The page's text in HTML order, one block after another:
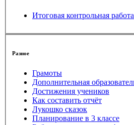
Итоговая контрольная
Разное
Грамоты
Дополнительная
Достижения учеников
Как составить отчёт
Лукошко сказок
Планирование в 3 классе